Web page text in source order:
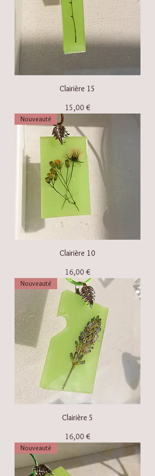
Clairière 15
Prix
15,00 €
Nouveauté
Clairière 10
Prix
16,00 €
Nouveauté
Clairière 5
Prix
16,00 €
Nouveauté